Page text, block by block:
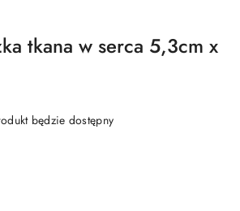
tkana w serca 5,3cm x
będzie dostępny